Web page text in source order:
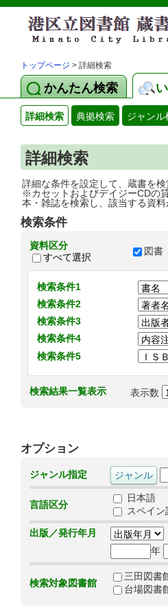
トップページ > 詳細検索
かんたん検索
詳細検索 典拠検索 ジャンル
詳細検索
詳細な条件を設定して、蔵書を検
※カセットおよびデイジーCDの
本・雑誌を検索し、該当する資
検索条件
資料区分
すべて選択
図
検索条件1
検索条件2
検索条件3
検索条件4
検索条件5
検索結果一覧表示 表示数
オプション
ジャンル指定
言語区分
日本語
スペイン
出版／発行年月
年
検索対象図書館
三田図書
台場図書